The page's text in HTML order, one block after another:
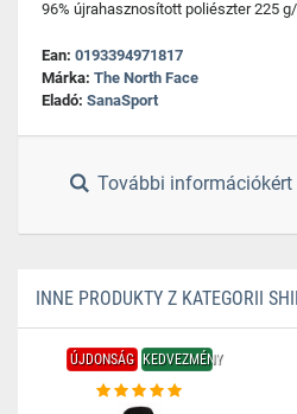
96% újrahasznosított poliészter 225
Ean: 0193394971817
Márka: The North Face
Eladó: SanaSport
További
INNE PRODUKTY Z KATEGORII
ÚJDONSÁG KEDVEZMÉNY